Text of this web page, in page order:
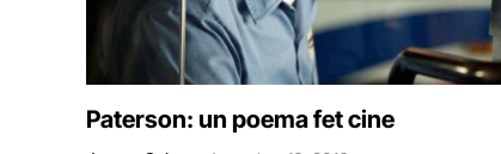
Paterson: un poema fet cine